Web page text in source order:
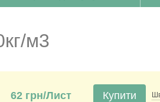
м3
62 грн/Лист Купити